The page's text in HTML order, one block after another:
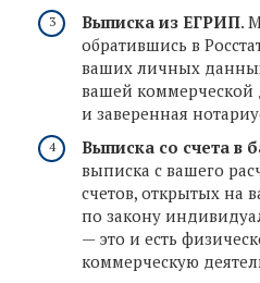
Выписка из ЕГРИП.
обратившись в
ваших личных
вашей коммерческой
и заверенная
Выписка со счета в
выписка с вашего
счетов, открытых на
по закону
— это и есть
коммерческую